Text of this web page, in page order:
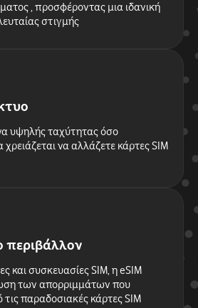
, προσφέροντας μια ιδανική
στιγμής
υψηλής ταχύτητας όσο
χρειάζεται να αλλάζετε κάρτες SIM
περιβάλλον
και συσκευασίες SIM, η eSIM
των απορριμμάτων που
παραδοσιακές κάρτες SIM